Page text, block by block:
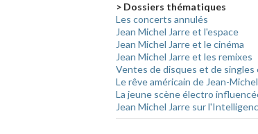
> Dossiers thématiques
Les concerts annulés
Jean Michel Jarre et l'espace
Jean Michel Jarre et le cinéma
Jean Michel Jarre et les remixes
Ventes de disques et de singles
Le rêve américain de Jean-
La jeune scène électro
Jean Michel Jarre sur